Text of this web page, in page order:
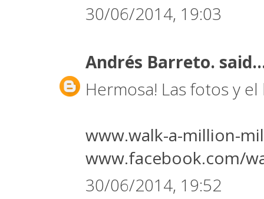
30/06/2014, 19:03
Andrés Barreto.
Hermosa! Las fotos y
www.walk-a-million-
www.facebook.com/
30/06/2014, 19:52